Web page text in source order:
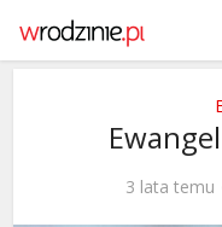
3 lata temu